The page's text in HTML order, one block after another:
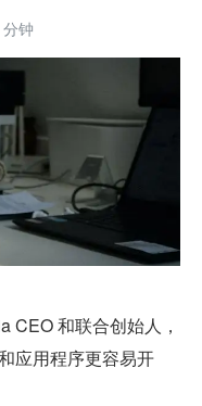
钟
CEO 和联合创始人，
应用程序更容易开